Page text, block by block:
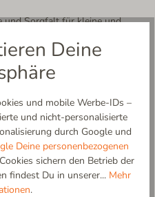
und Sorgfalt für kleine und
Wollfilzmischung mit
weit zu öffnendem
Naturkautschuk in
Weichspüler)
Deine
und mobile Werbe-IDs –
und nicht-personalisierte
durch Google und
Deine personenbezogenen
sichern den Betrieb der
findest Du in unserer... Mehr
.